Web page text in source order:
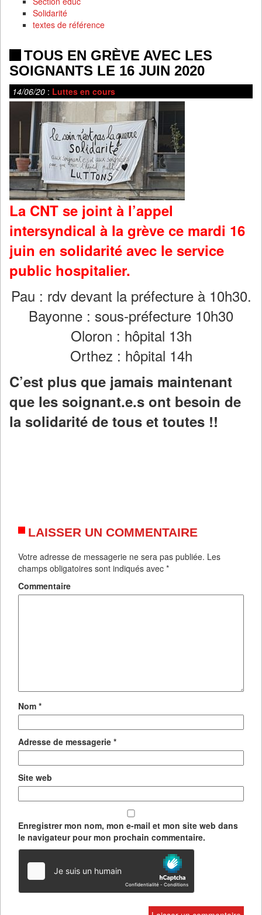
Solidarité
textes de référence
TOUS EN GRÈVE AVEC LES
SOIGNANTS LE 16 JUIN 2020
14/06/20 : Luttes en cours
La CNT se joint à l’appel
intersyndical à la grève ce mardi 16
juin en solidarité avec le service
public hospitalier.
Pau : rdv devant la préfecture à 10h30.
Bayonne : sous-préfecture 10h30
Oloron : hôpital 13h
Orthez : hôpital 14h
C’est plus que jamais maintenant
que les soignant.e.s ont besoin de
la solidarité de tous et toutes !!
LAISSER UN COMMENTAIRE
Votre adresse de messagerie ne sera pas publiée. Les
champs obligatoires sont indiqués avec *
Commentaire
Nom *
Adresse de messagerie *
Site web
Enregistrer mon nom, mon e-mail et mon site web dans
le navigateur pour mon prochain commentaire.